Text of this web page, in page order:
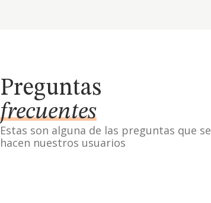
Preguntas
frecuentes
Estas son alguna de las preguntas que se
hacen nuestros usuarios